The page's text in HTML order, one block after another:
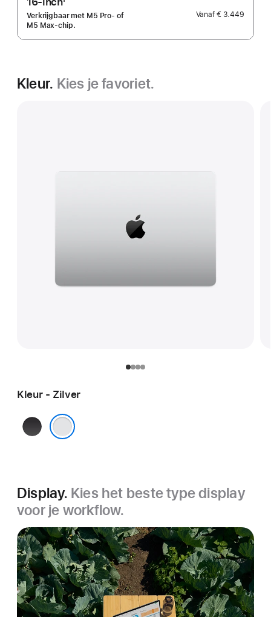
Voetnoot
Verkrijgbaar met M5 Pro‑ of
M5 Max‑chip.
Vanaf € 3.449
Kleur. Kies je favoriet.
Kleur - Zilver
Spacezwart
Display. Kies het beste type display
voor je workflow.